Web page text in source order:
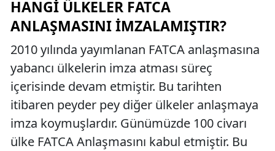
HANGI ÜLKELER FATCA
ANLAŞMASINI İMZALAMIŞTIR?
2010 yılında yayımlanan FATCA anlaşmasına
yabancı ülkelerin imza atması süreç
içerisinde devam etmiştir. Bu tarihten
itibaren peyder pey diğer ülkeler anlaşmaya
imza koymuşlardır. Günümüzde 100 civarı
ülke FATCA Anlaşmasını kabul etmiştir. Bu